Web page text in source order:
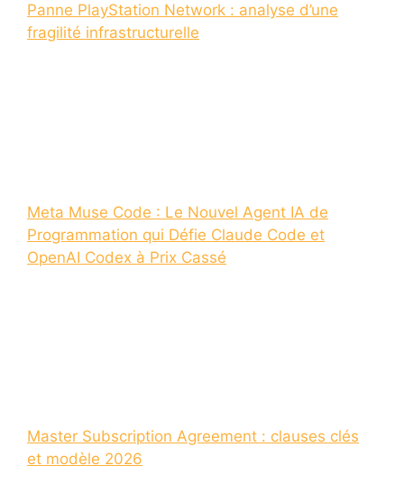
Panne PlayStation Network : analyse d’une
fragilité infrastructurelle
Meta Muse Code : Le Nouvel Agent IA de
Programmation qui Défie Claude Code et
OpenAI Codex à Prix Cassé
Master Subscription Agreement : clauses clés
et modèle 2026